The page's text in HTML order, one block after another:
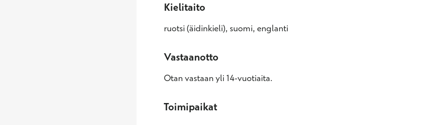
Kielitaito
ruotsi (äidinkieli), suomi, englanti
Vastaanotto
Otan vastaan yli 14-vuotiaita.
Toimipaikat